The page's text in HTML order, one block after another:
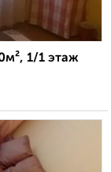
1/1 этаж